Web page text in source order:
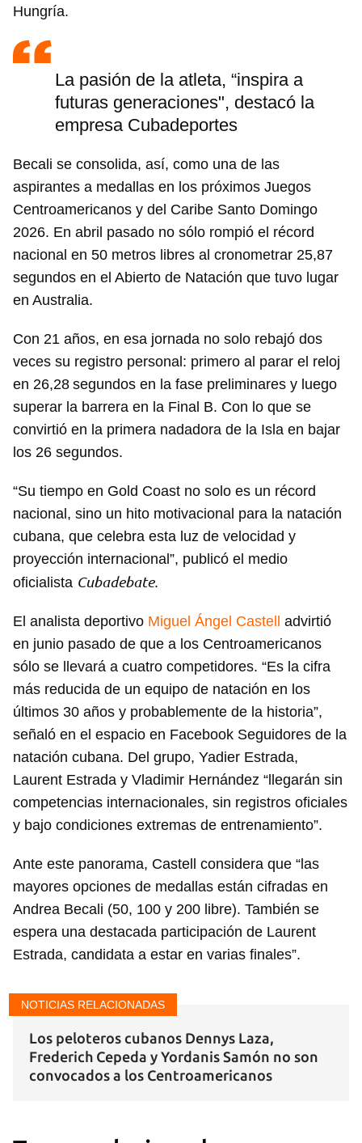
Hungría.
La pasión de la atleta, “inspira a
futuras generaciones", destacó la
empresa Cubadeportes
Becali se consolida, así, como una de las
aspirantes a medallas en los próximos Juegos
Centroamericanos y del Caribe Santo Domingo
2026. En abril pasado no sólo rompió el récord
nacional en 50 metros libres al cronometrar 25,87
segundos en el Abierto de Natación que tuvo lugar
en Australia.
Con 21 años, en esa jornada no solo rebajó dos
veces su registro personal: primero al parar el reloj
en 26,28 segundos en la fase preliminares y luego
superar la barrera en la Final B. Con lo que se
convirtió en la primera nadadora de la Isla en bajar
los 26 segundos.
“Su tiempo en Gold Coast no solo es un récord
nacional, sino un hito motivacional para la natación
cubana, que celebra esta luz de velocidad y
proyección internacional”, publicó el medio
oficialista Cubadebate.
El analista deportivo Miguel Ángel Castell advirtió
en junio pasado de que a los Centroamericanos
sólo se llevará a cuatro competidores. “Es la cifra
más reducida de un equipo de natación en los
últimos 30 años y probablemente de la historia”,
señaló en el espacio en Facebook Seguidores de la
natación cubana. Del grupo, Yadier Estrada,
Laurent Estrada y Vladimir Hernández “llegarán sin
competencias internacionales, sin registros oficiales
y bajo condiciones extremas de entrenamiento”.
Ante este panorama, Castell considera que “las
mayores opciones de medallas están cifradas en
Andrea Becali (50, 100 y 200 libre). También se
espera una destacada participación de Laurent
Estrada, candidata a estar en varias finales”.
NOTICIAS RELACIONADAS
Los peloteros cubanos Dennys Laza,
Frederich Cepeda y Yordanis Samón no son
convocados a los Centroamericanos